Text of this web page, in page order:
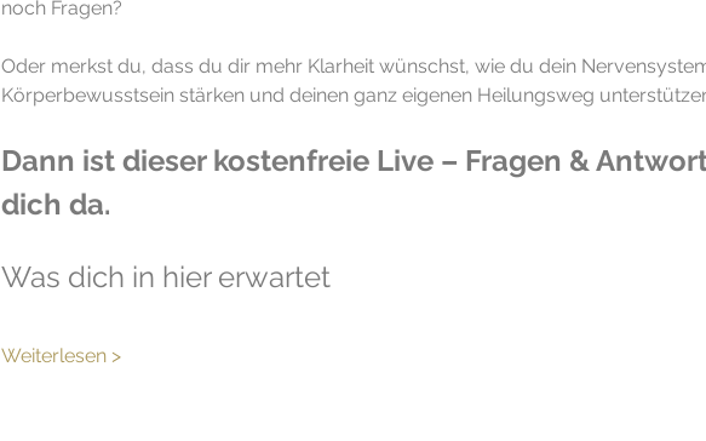
noch Fragen?
Oder merkst du, dass du dir mehr Klarheit wünschst, wie du dein
Körperbewusstsein stärken und deinen ganz eigenen Heilungsweg
Dann ist dieser kostenfreie Live – Fragen &
dich da.
Was dich in hier erwartet
Weiterlesen >